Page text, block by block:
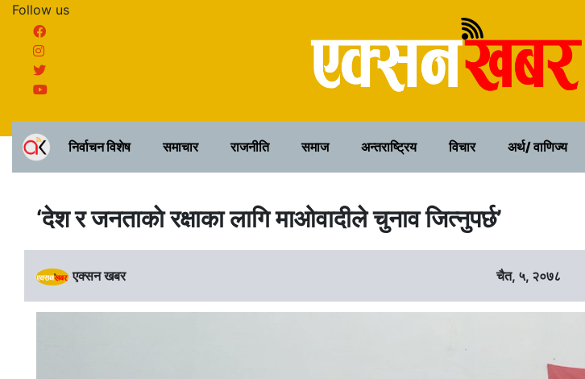
Follow us
२२ साउन २०८३, शुक्रवार
निर्वाचन विशेष समाचार राजनीति समाज अन्तराष्ट्रिय विचार अर्थ/ वाणिज्य
‘देश र जनताकाे रक्षाका लागि माओवादीले चुनाव जित्नुपर्छ’
एक्सन खबर चैत, ५, २०७८